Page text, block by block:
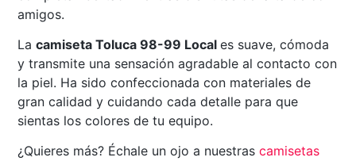
amigos.
Lacamiseta Toluca 98-99 Locales suave, cómoda
y transmite una sensación agradable al contacto con
la piel. Ha sido confeccionada con materiales de
gran calidad y cuidando cada detalle para que
sientas los colores de tu equipo.
¿Quieres más? Échale un ojo a nuestrascamisetas